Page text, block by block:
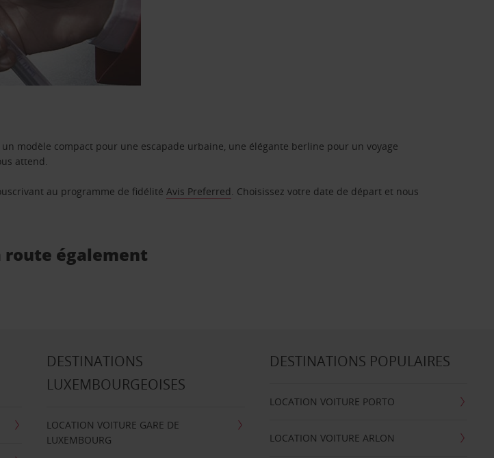
modèle compact pour une escapade urbaine, une élégante berline pour un voyage
attend.
au programme de fidélitéAvis Preferred. Choisissez votre date de départ et nous
également
DESTINATIONS
LUXEMBOURGEOISES
LOCATION VOITURE GARE DE
LUXEMBOURG
DESTINATIONS POPULAIRES
LOCATION VOITURE PORTO
LOCATION VOITURE ARLON